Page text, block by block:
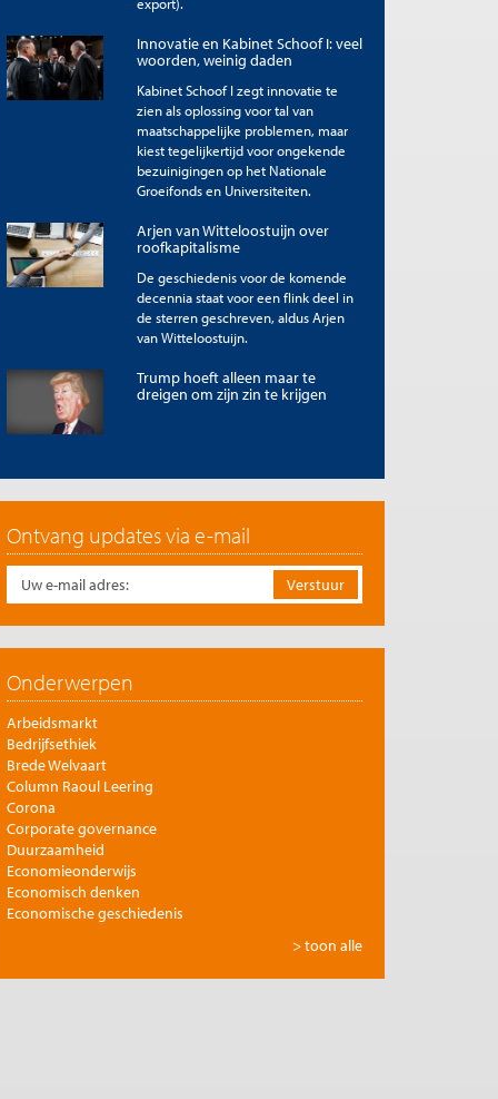
Innovatie en Kabinet Schoof I: veel
woorden, weinig daden
Kabinet Schoof I zegt innovatie te
zien als oplossing voor tal van
maatschappelijke problemen, maar
kiest tegelijkertijd voor ongekende
bezuinigingen op het Nationale
Groeifonds en Universiteiten.
Arjen van Witteloostuijn over
roofkapitalisme
De geschiedenis voor de komende
decennia staat voor een flink deel in
de sterren geschreven, aldus Arjen
van Witteloostuijn.
Trump hoeft alleen maar te
dreigen om zijn zin te krijgen
Ontvang updates via e-mail
Onderwerpen
Arbeidsmarkt
Bedrijfsethiek
Brede Welvaart
Column Raoul Leering
Corona
Corporate governance
Duurzaamheid
Economieonderwijs
Economisch denken
Economische geschiedenis
Filosofie en economie
> toon alle